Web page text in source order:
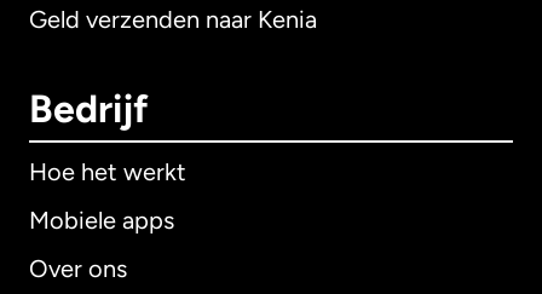
Geld verzenden naar Kenia
Bedrijf
Hoe het werkt
Mobiele apps
Over ons